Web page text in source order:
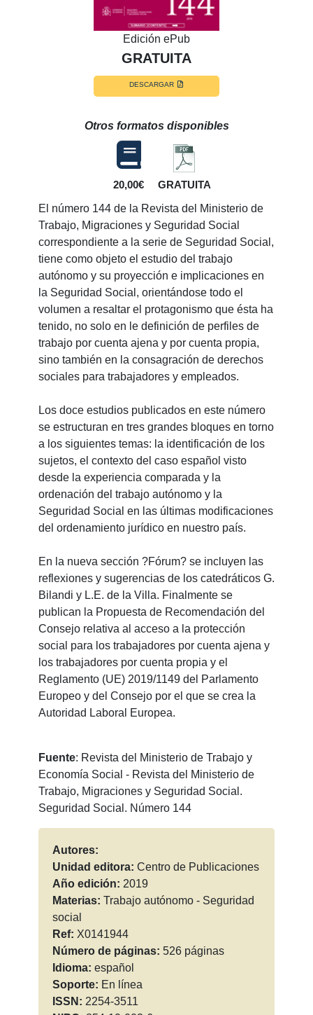
Edición ePub
GRATUITA
DESCARGAR
Otros formatos disponibles
20,00€
GRATUITA
El número 144 de la Revista del Ministerio de
Trabajo, Migraciones y Seguridad Social
correspondiente a la serie de Seguridad Social,
tiene como objeto el estudio del trabajo
autónomo y su proyección e implicaciones en
la Seguridad Social, orientándose todo el
volumen a resaltar el protagonismo que ésta ha
tenido, no solo en le definición de perfiles de
trabajo por cuenta ajena y por cuenta propia,
sino también en la consagración de derechos
sociales para trabajadores y empleados.
Los doce estudios publicados en este número
se estructuran en tres grandes bloques en torno
a los siguientes temas: la identificación de los
sujetos, el contexto del caso español visto
desde la experiencia comparada y la
ordenación del trabajo autónomo y la
Seguridad Social en las últimas modificaciones
del ordenamiento jurídico en nuestro país.
En la nueva sección ?Fórum? se incluyen las
reflexiones y sugerencias de los catedráticos G.
Bilandi y L.E. de la Villa. Finalmente se
publican la Propuesta de Recomendación del
Consejo relativa al acceso a la protección
social para los trabajadores por cuenta ajena y
los trabajadores por cuenta propia y el
Reglamento (UE) 2019/1149 del Parlamento
Europeo y del Consejo por el que se crea la
Autoridad Laboral Europea.
Fuente: Revista del Ministerio de Trabajo y
Economía Social - Revista del Ministerio de
Trabajo, Migraciones y Seguridad Social.
Seguridad Social. Número 144
Autores:
Unidad editora: Centro de Publicaciones
Año edición: 2019
Materias: Trabajo autónomo - Seguridad
social
Ref: X0141944
Número de páginas: 526 páginas
Idioma: español
Soporte: En línea
ISSN: 2254-3511